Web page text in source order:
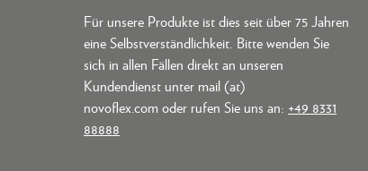
Für unsere Produkte ist dies seit über 75 Jahren
eine Selbstverständlichkeit. Bitte wenden Sie
sich in allen Fällen direkt an unseren
Kundendienst unter mail (at)
novoflex.com oder rufen Sie uns an: +49 8331
88888